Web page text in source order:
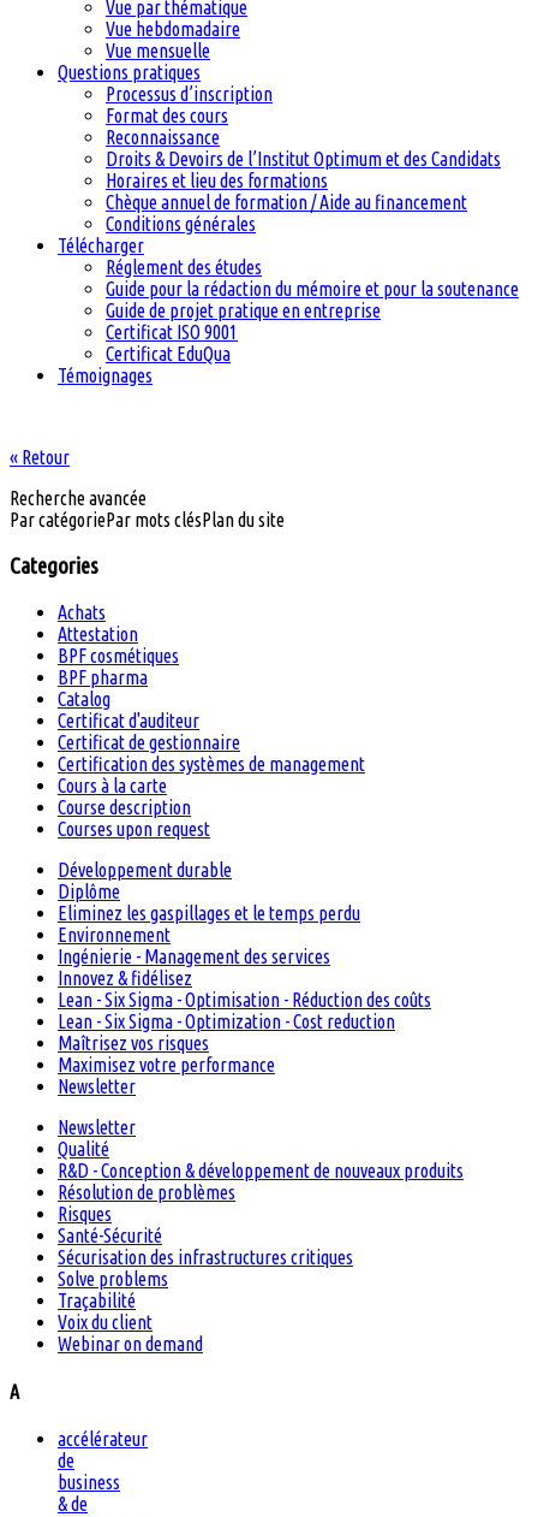
Vue par thématique
Vue hebdomadaire
Vue mensuelle
Questions pratiques
Processus d’inscription
Format des cours
Reconnaissance
Droits & Devoirs de l’Institut Optimum et des Candidats
Horaires et lieu des formations
Chèque annuel de formation / Aide au financement
Conditions générales
Télécharger
Réglement des études
Guide pour la rédaction du mémoire et pour la soutenance
Guide de projet pratique en entreprise
Certificat ISO 9001
Certificat EduQua
Témoignages
« Retour
Recherche avancée
Par catégoriePar mots clésPlan du site
Categories
Achats
Attestation
BPF cosmétiques
BPF pharma
Catalog
Certificat d'auditeur
Certificat de gestionnaire
Certification des systèmes de management
Cours à la carte
Course description
Courses upon request
Développement durable
Diplôme
Eliminez les gaspillages et le temps perdu
Environnement
Ingénierie - Management des services
Innovez & fidélisez
Lean - Six Sigma - Optimisation - Réduction des coûts
Lean - Six Sigma - Optimization - Cost reduction
Maîtrisez vos risques
Maximisez votre performance
Newsletter
Newsletter
Qualité
R&D - Conception & développement de nouveaux produits
Résolution de problèmes
Risques
Santé-Sécurité
Sécurisation des infrastructures critiques
Solve problems
Traçabilité
Voix du client
Webinar on demand
A
accélérateur
de
business
& de